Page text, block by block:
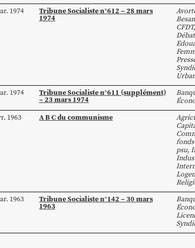
1974 Tribune Socialiste n°612 – 28 mars
1974
CFDT,
1974 Tribune Socialiste n°611 (supplément)
– 23 mars 1974
1963 A B C du communisme
psu,
1963 Tribune Socialiste n°142 – 30 mars
1963